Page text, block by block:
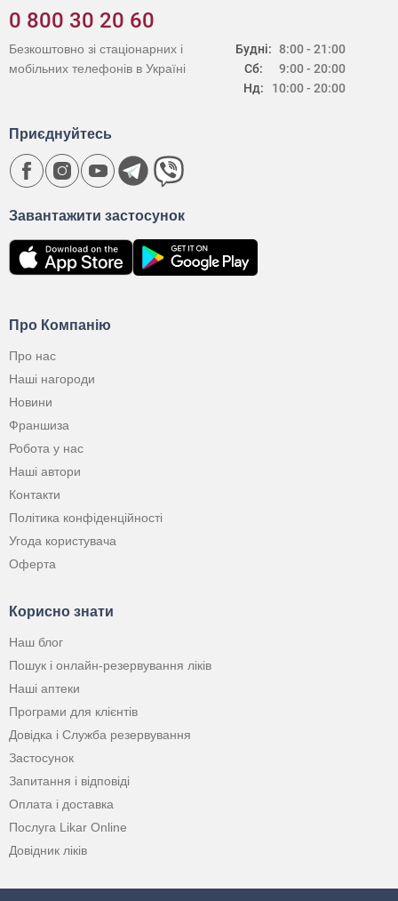
0 800 30 20 60
Будні:
Сб:
Нд:
8:00 - 21:00
9:00 - 20:00
10:00 - 20:00
Безкоштовно зі стаціонарних і
мобільних телефонів в Україні
Про Компанію
Про нас
Наші нагороди
Новини
Франшиза
Робота у нас
Наші автори
Контакти
Політика конфіденційності
Угода користувача
Оферта
Корисно знати
Наш блог
Пошук і онлайн-резервування ліків
Наші аптеки
Програми для клієнтів
Довідка і Служба резервування
Застосунок
Запитання і відповіді
Оплата і доставка
Послуга Likar Online
Довідник ліків
Завантажити застосунок
Приєднуйтесь